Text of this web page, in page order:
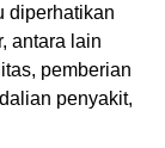
diperhatikan
antara lain
pemberian
penyakit,